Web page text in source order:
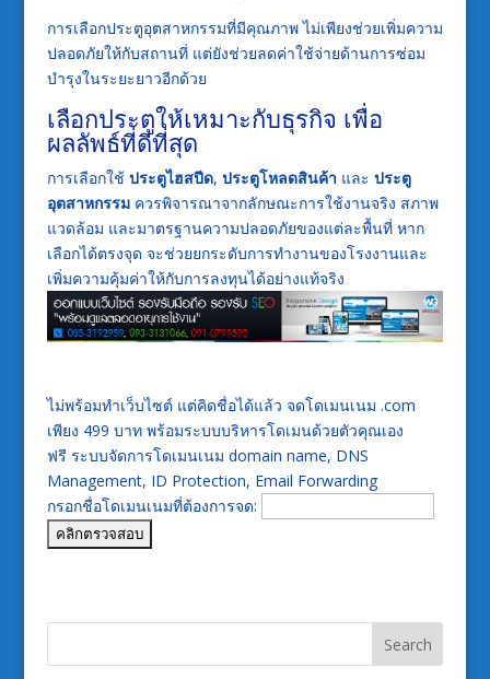
การเลือกประตูอุตสาหกรรมที่มีคุณภาพ ไม่เพียงช่วยเพิ่มความ
ปลอดภัยให้กับสถานที่ แต่ยังช่วยลดค่าใช้จ่ายด้านการซ่อม
บำรุงในระยะยาวอีกด้วย
เลือกประตูให้เหมาะกับธุรกิจ เพื่อ
ผลลัพธ์ที่ดีที่สุด
การเลือกใช้ ประตูไฮสปีด, ประตูโหลดสินค้า และ ประตู
อุตสาหกรรมควรพิจารณาจากลักษณะการใช้งานจริง สภาพ
แวดล้อม และมาตรฐานความปลอดภัยของแต่ละพื้นที่ หาก
เลือกได้ตรงจุด จะช่วยยกระดับการทำงานของโรงงานและ
เพิ่มความคุ้มค่าให้กับการลงทุนได้อย่างแท้จริง
ไม่พร้อมทำเว็บไซต์ แต่คิดชื่อได้แล้ว จดโดเมนเนม .com
เพียง 499 บาท พร้อมระบบบริหารโดเมนด้วยตัวคุณเอง
ฟรี ระบบจัดการโดเมนเนม domain name, DNS
Management, ID Protection, Email Forwarding
กรอกชื่อโดเมนเนมที่ต้องการจด: